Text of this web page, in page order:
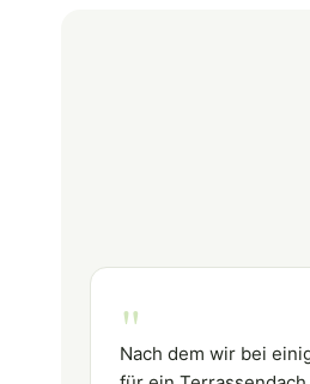
"
Nach dem wir bei